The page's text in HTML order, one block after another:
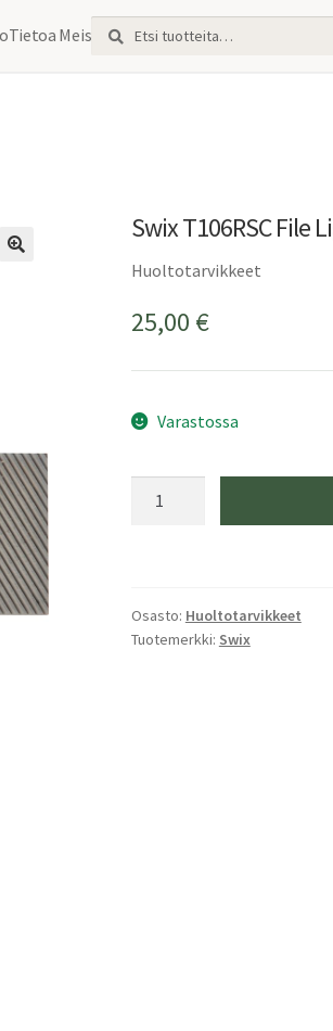
Tietoa MeistäEtsi:
Haku
Swix T106RSC File
Huoltotarvikkeet
25,00 €
Varastossa
14T,10cm
määrä
Osasto: Huoltotarvikkeet
Tuotemerkki: Swix